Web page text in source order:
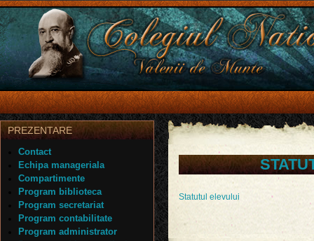
Statutul elevului
PREZENTARE
Contact
Echipa manageriala
Compartimente
Program biblioteca
Program secretariat
Program contabilitate
Program administrator